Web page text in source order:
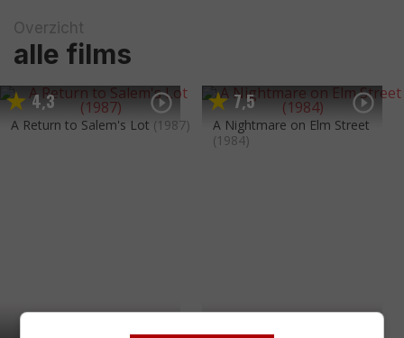
Overzicht
alle films
4,3
A Return to Salem's Lot (1987)
7,5
A Nightmare on Elm Street
(1984)